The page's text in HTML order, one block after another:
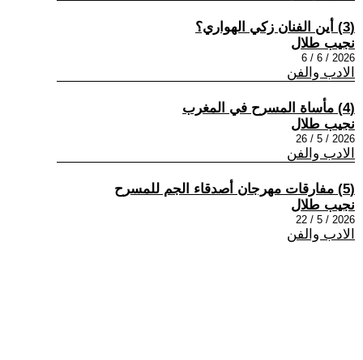
(3) أين الفنان زكي الهواري؟
نجيب طلال
2026 / 6 / 6
الادب والفن
(4) مأساة المسرح في المغرب
نجيب طلال
2026 / 5 / 26
الادب والفن
(5) مفارقات مهرجان أصدقاء الجم للمسرح
نجيب طلال
2026 / 5 / 22
الادب والفن